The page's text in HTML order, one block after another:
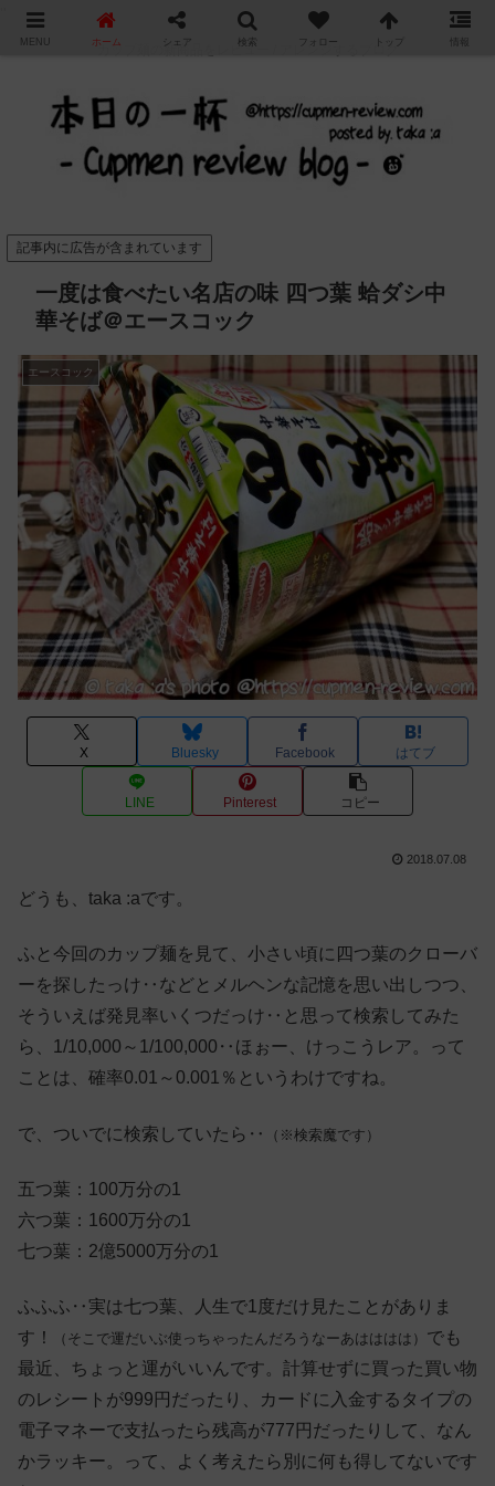
カップ麺の新商品をレビュー / アレンジするブログ
記事内に広告が含まれています
一度は食べたい名店の味 四つ葉 蛤ダシ中
華そば＠エースコック
エースコック
X Bluesky Facebook はてブ
LINE Pinterest コピー
2018.07.08
どうも、taka :aです。
ふと今回のカップ麺を見て、小さい頃に四つ葉のクローバ
ーを探したっけ‥などとメルヘンな記憶を思い出しつつ、
そういえば発見率いくつだっけ‥と思って検索してみた
ら、1/10,000～1/100,000‥ほぉー、けっこうレア。って
ことは、確率0.01～0.001％というわけですね。
で、ついでに検索していたら‥ （※検索魔です）
五つ葉：100万分の1
六つ葉：1600万分の1
七つ葉：2億5000万分の1
ふふふ‥実は七つ葉、人生で1度だけ見たことがありま
す！
（そこで運だいぶ使っちゃったんだろうなーあはははは） でも
最近、ちょっと運がいいんです。計算せずに買った買い物
のレシートが999円だったり、カードに入金するタイプの
電子マネーで支払ったら残高が777円だったりして、なん
かラッキー。って、よく考えたら別に何も得してないです
MENU ホーム シェア 検索 フォロー トップ 情報